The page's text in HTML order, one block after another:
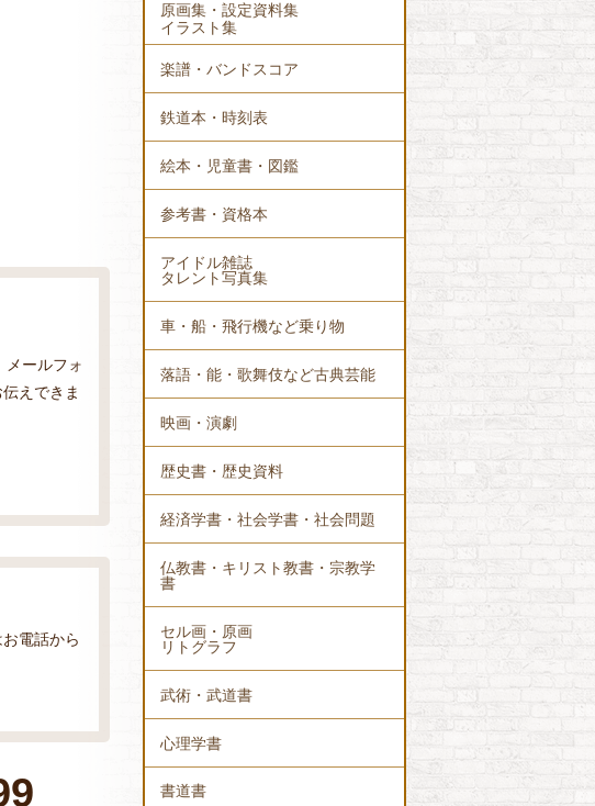
メールフォ
えできま
電話から
原画集・設定資料集
イラスト集
楽譜・バンドスコア
鉄道本・時刻表
絵本・児童書・図鑑
参考書・資格本
アイドル雑誌
タレント写真集
車・船・飛行機など乗り物
落語・能・歌舞伎など古典芸能
映画・演劇
歴史書・歴史資料
経済学書・社会学書・社会問題
仏教書・キリスト教書・宗教学
書
セル画・原画
リトグラフ
武術・武道書
心理学書
書道書